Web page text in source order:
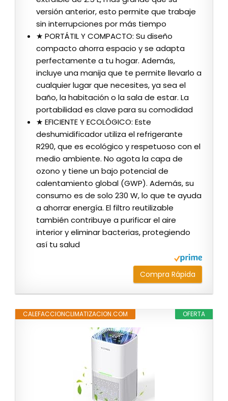
versión anterior, esto permite que trabaje
sin interrupciones por más tiempo
★ PORTÁTIL Y COMPACTO: Su diseño
compacto ahorra espacio y se adapta
perfectamente a tu hogar. Además,
incluye una manija que te permite llevarlo a
cualquier lugar que necesites, ya sea el
baño, la habitación o la sala de estar. La
portabilidad es clave para su comodidad
★ EFICIENTE Y ECOLÓGICO: Este
deshumidificador utiliza el refrigerante
R290, que es ecológico y respetuoso con el
medio ambiente. No agota la capa de
ozono y tiene un bajo potencial de
calentamiento global (GWP). Además, su
consumo es de solo 230 W, lo que te ayuda
a ahorrar energía. El filtro reutilizable
también contribuye a purificar el aire
interior y eliminar bacterias, protegiendo
así tu salud
Compra Rápida
OFERTA
CALEFACCIONCLIMATIZACION.COM